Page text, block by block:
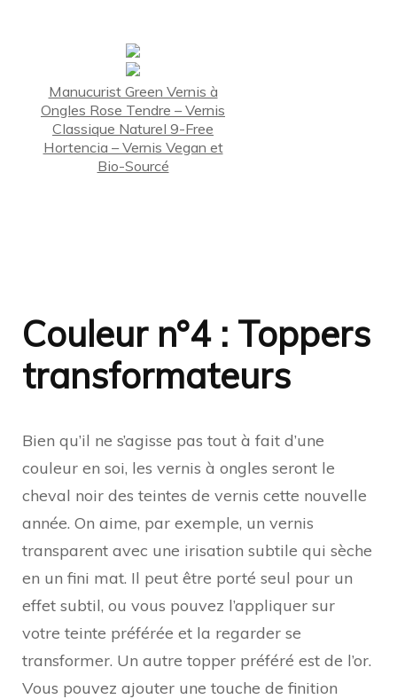
Manucurist Green Vernis à
Ongles Rose Tendre – Vernis
Classique Naturel 9-Free
Hortencia – Vernis Vegan et
Bio-Sourcé
Couleur n°4 : Toppers
transformateurs
Bien qu’il ne s’agisse pas tout à fait d’une
couleur en soi, les vernis à ongles seront le
cheval noir des teintes de vernis cette nouvelle
année. On aime, par exemple, un vernis
transparent avec une irisation subtile qui sèche
en un fini mat. Il peut être porté seul pour un
effet subtil, ou vous pouvez l’appliquer sur
votre teinte préférée et la regarder se
transformer. Un autre topper préféré est de l’or.
Vous pouvez ajouter une touche de finition